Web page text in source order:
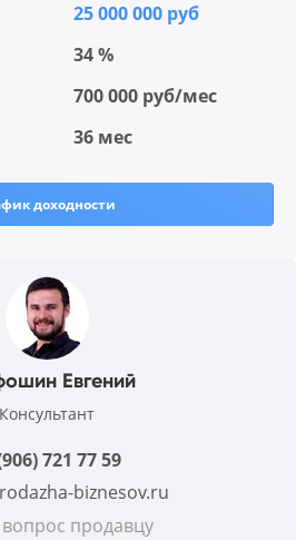
25 000 000 руб
34 %
700 000 руб/мес
36 мес
доходности
Евгений
Консультант
721 77 59
biznesov.ru
вопрос продавцу